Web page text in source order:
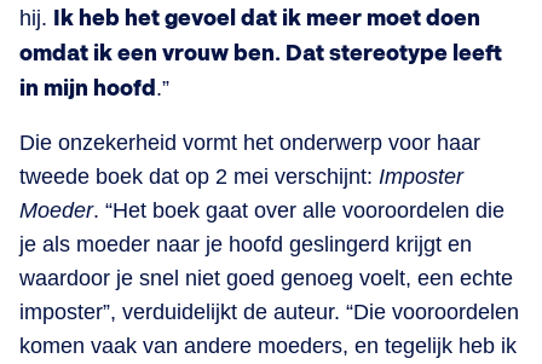
hij. Ik heb het gevoel dat ik meer moet doen
omdat ik een vrouw ben. Dat stereotype leeft
in mijn hoofd .”
Die onzekerheid vormt het onderwerp voor haar
tweede boek dat op 2 mei verschijnt: Imposter
Moeder. “Het boek gaat over alle vooroordelen die
je als moeder naar je hoofd geslingerd krijgt en
waardoor je snel niet goed genoeg voelt, een echte
imposter”, verduidelijkt de auteur. “Die vooroordelen
komen vaak van andere moeders, en tegelijk heb ik